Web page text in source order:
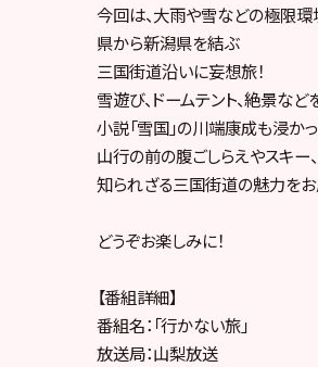
今回は、大雨や雪などの極限
県から新潟県を結ぶ
三国街道沿いに妄想旅！
雪遊び、ドームテント、絶景な
小説「雪国」の川端康成も浸か
山行の前の腹ごしらえやスキ
知られざる三国街道の魅力を
どうぞお楽しみに！
【番組詳細】
番組名：「行かない旅」
放送局：山梨放送